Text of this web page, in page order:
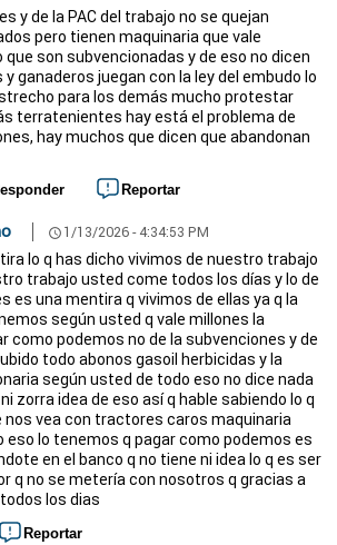
y de la PAC del trabajo no se quejan
pero tienen maquinaria que vale
son subvencionadas y de eso no dicen
ganaderos juegan con la ley del embudo lo
para los demás mucho protestar
terratenientes hay está el problema de
hay muchos que dicen que abandonan
Reportar
schedule 1/13/2026 - 4:34:53 PM
lo q has dicho vivimos de nuestro trabajo
trabajo usted come todos los días y lo de
es una mentira q vivimos de ellas ya q la
según usted q vale millones la
como podemos no de la subvenciones y de
todo abonos gasoil herbicidas y la
según usted de todo eso no dice nada
zorra idea de eso así q hable sabiendo lo q
nos vea con tractores caros maquinaria
eso lo tenemos q pagar como podemos es
en el banco q no tiene ni idea lo q es ser
q no se metería con nosotros q gracias a
los dias
Reportar